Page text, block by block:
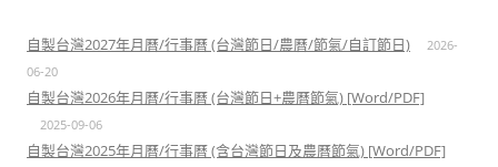
自製台灣2027年月曆/行事曆 (台灣節日/農曆/節氣/自訂節日)
2026-
06-20
自製台灣2026年月曆/行事曆 (台灣節日+農曆節氣) [Word/PDF]
2025-09-06
自製台灣2025年月曆/行事曆 (含台灣節日及農曆節氣) [Word/PDF]